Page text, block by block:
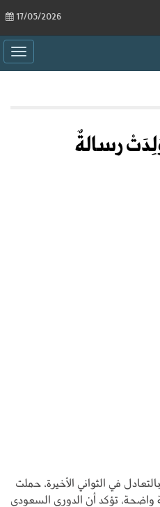
وُلِدَتْ رسالةٌ
في الثواني الأخيرة، حملت
واضحة، تؤكد أن الدوري السعودي